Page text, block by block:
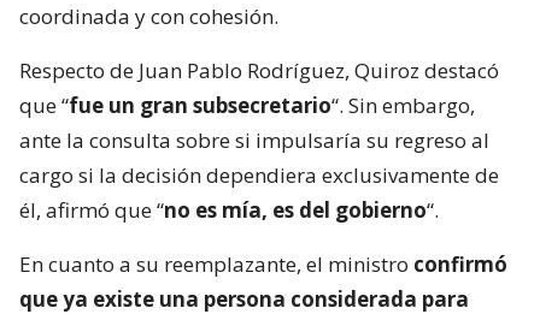
coordinada y con cohesión.
Respecto de Juan Pablo Rodríguez, Quiroz destacó
que “fue un gran subsecretario“. Sin embargo,
ante la consulta sobre si impulsaría su regreso al
cargo si la decisión dependiera exclusivamente de
él, afirmó que “no es mía, es del gobierno“.
En cuanto a su reemplazante, el ministro confirmó
que ya existe una persona considerada para